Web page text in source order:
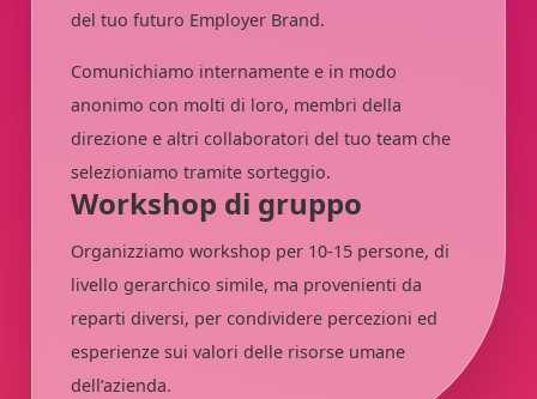
del tuo futuro Employer Brand.
Comunichiamo internamente e in modo
anonimo con molti di loro, membri della
direzione e altri collaboratori del tuo team che
selezioniamo tramite sorteggio.
Workshop di gruppo
Organizziamo workshop per 10-15 persone, di
livello gerarchico simile, ma provenienti da
reparti diversi, per condividere percezioni ed
esperienze sui valori delle risorse umane
dell’azienda.